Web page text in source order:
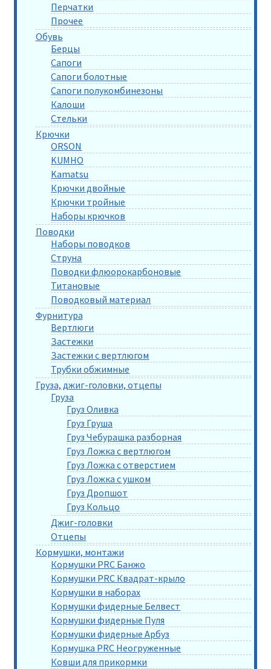
Перчатки
Прочее
Обувь
Берцы
Сапоги
Сапоги болотные
Сапоги полукомбинезоны
Калоши
Стельки
Крючки
ORSON
KUMHO
Kamatsu
Крючки двойные
Крючки тройные
Наборы крючков
Поводки
Наборы поводков
Струна
Поводки флюорокарбоновые
Титановые
Поводковый материал
Фурнитура
Вертлюги
Застежки
Застежки с вертлюгом
Трубки обжимные
Груза, джиг-головки, отцепы
Груза
Груз Оливка
Груз Груша
Груз Чебурашка разборная
Груз Ложка с вертлюгом
Груз Ложка с отверстием
Груз Ложка с ушком
Груз Дропшот
Груз Кольцо
Джиг-головки
Отцепы
Кормушки, монтажи
Кормушки PRC Банжо
Кормушки PRC Квадрат-крыло
Кормушки в наборах
Кормушки фидерные Белвест
Кормушки фидерные Пуля
Кормушки фидерные Арбуз
Кормушка PRC Неогруженные
Ковши для прикормки